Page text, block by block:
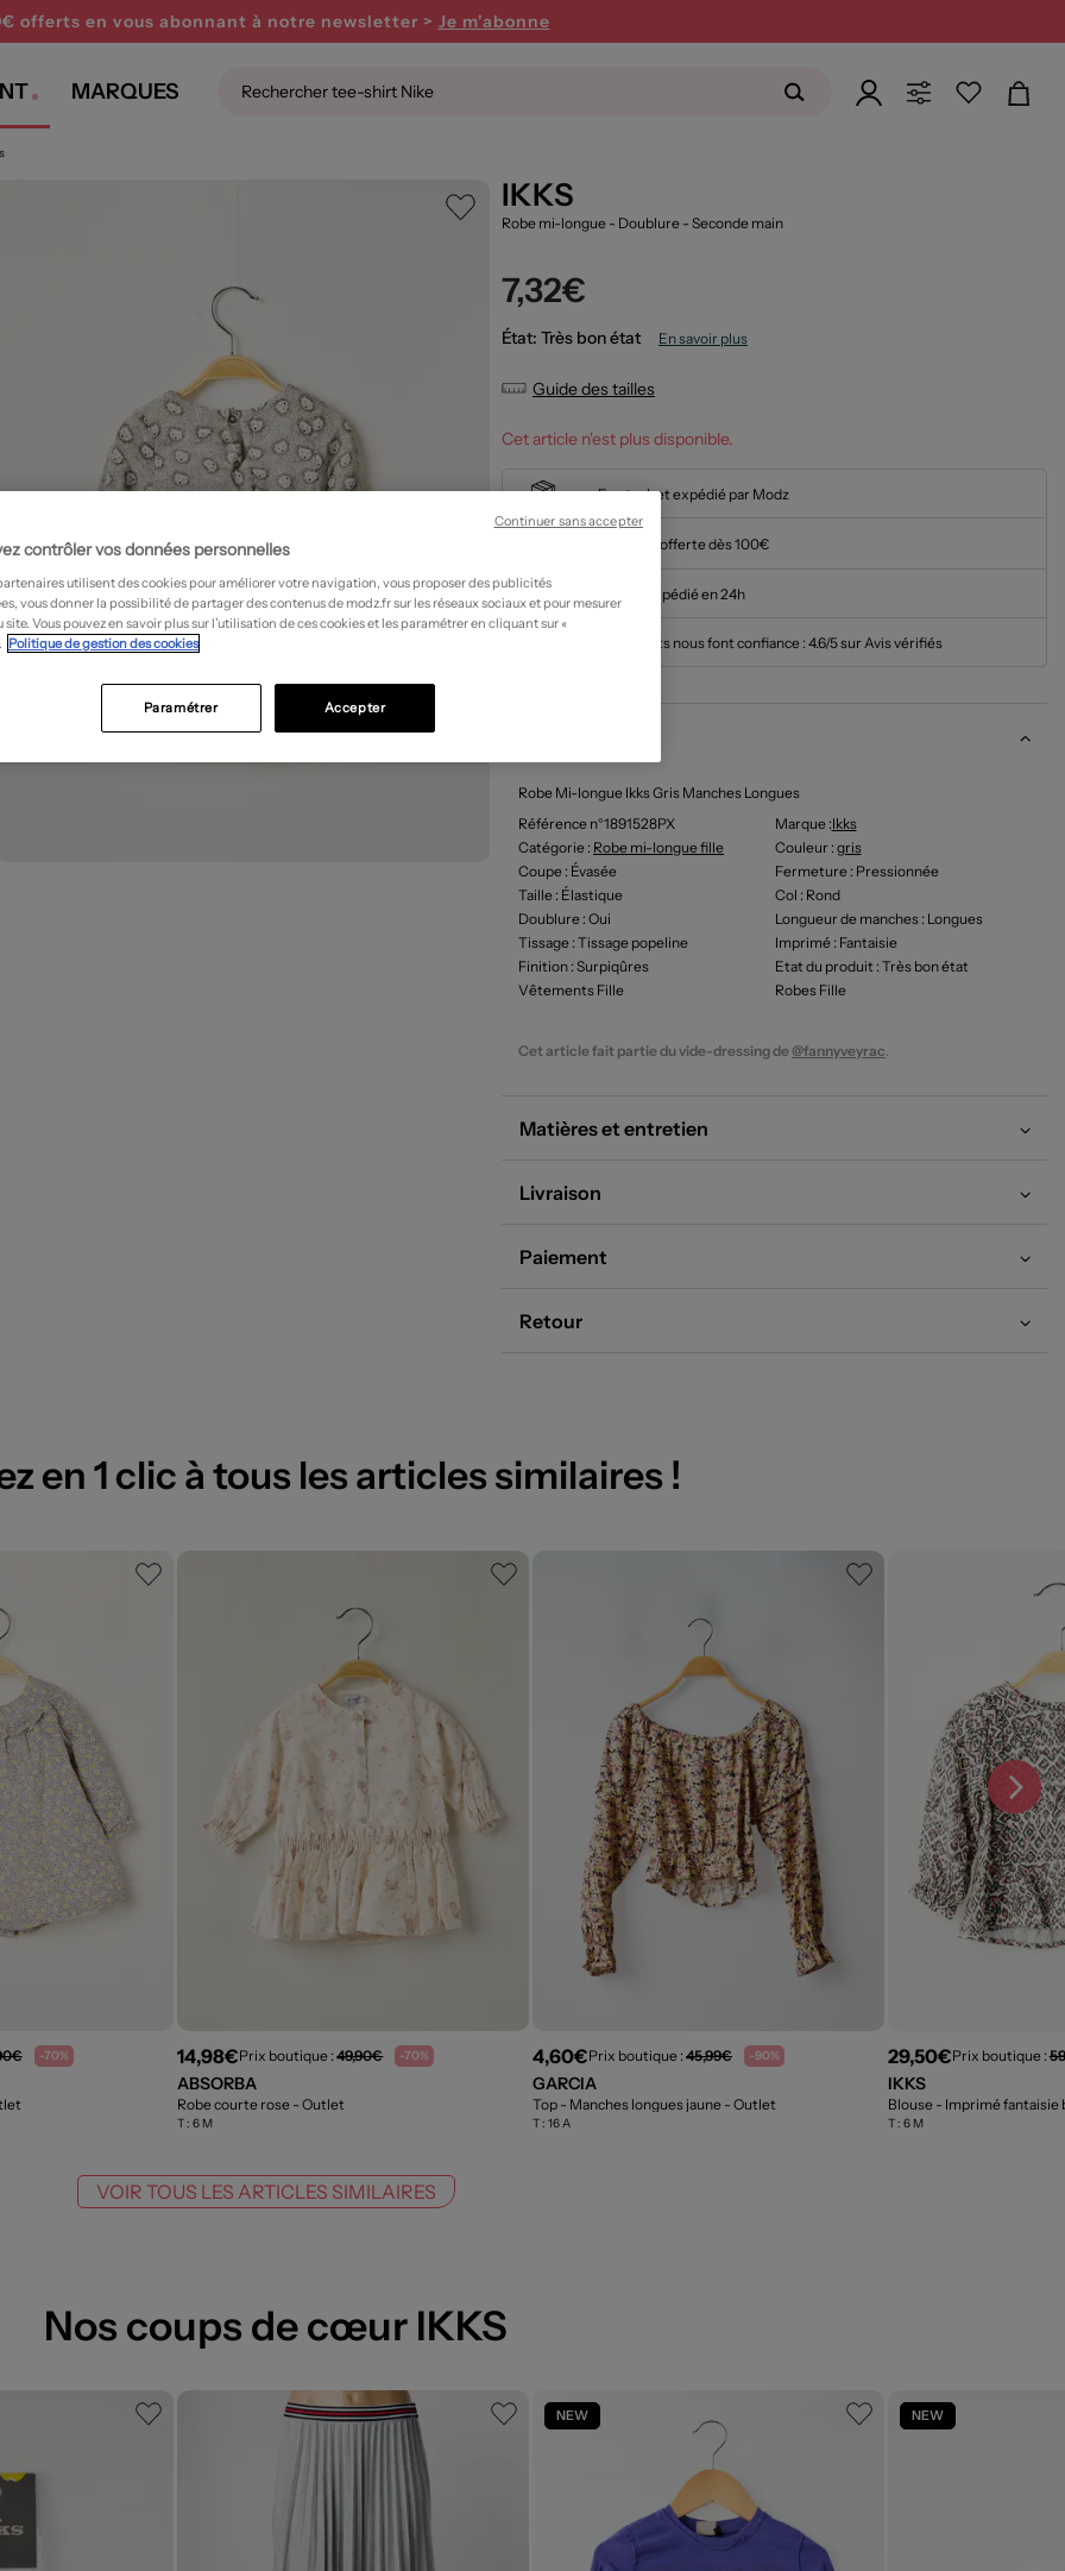
offerts en vous abonnant à notre newsletter > Je m'abonne
MARQUES
IKKS
Robe mi-longue - Doublure - Seconde main
7,32€
État: Très bon état En savoir plus
Guide des tailles
Cet article n'est plus disponible.
En stock et expédié par Modz
Livraison offerte dès 100€
Article expédié en 24h
Nos clients nous font confiance : 4.6/5 sur Avis vérifiés
Robe Mi-longue Ikks Gris Manches Longues
Référence n°1891528PX
Marque :Ikks
Catégorie : Robe mi-longue fille Couleur : gris
Coupe : Évasée Fermeture: Pressionnée
Taille : Élastique Col : Rond
Doublure : Oui Longueur de manches: Longues
Tissage : Tissage popeline Imprimé: Fantaisie
Finition : Surpiqûres Etat du produit: Très bon état
Vêtements Fille
Robes Fille
Cet article fait partie du vide-dressing de@fannyveyrac.
Matières et entretien
Livraison
Paiement
Retour
en 1 clic à tous les articles similaires !
-70% 14,98€Prix boutique :49,90€ -70%
ABSORBA
Robe courte rose - Outlet
T :6 M
4,60€Prix boutique :45,99€ -90%
GARCIA
Top - Manches longues jaune - Outlet
T :16 A
29,50€Prix boutique :
IKKS
Blouse - Imprimé fantaisie
T : 6 M
VOIR TOUS LES ARTICLES SIMILAIRES
Nos coups de cœur IKKS
NEW NEW
contrôler vos données personnelles
utilisent des cookies pour améliorer votre navigation, vous proposer des publicités
vous donner la possibilité de partager des contenus de modz.fr sur les réseaux sociaux et pour mesurer
site. Vous pouvez en savoir plus sur l’utilisation de ces cookies et les paramétrer en cliquant sur «
Politique de gestion des cookies
Accepter
Paramétrer
Continuer sans accepter